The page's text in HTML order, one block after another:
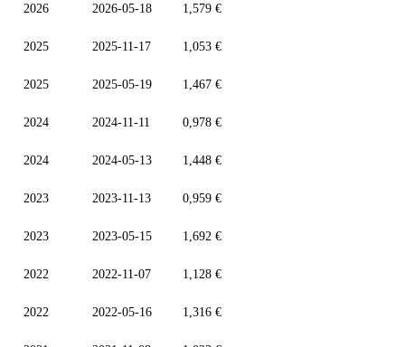
2026 2026-05-18 1,579 €
2025 2025-11-17 1,053 €
2025 2025-05-19 1,467 €
2024 2024-11-11 0,978 €
2024 2024-05-13 1,448 €
2023 2023-11-13 0,959 €
2023 2023-05-15 1,692 €
2022 2022-11-07 1,128 €
2022 2022-05-16 1,316 €